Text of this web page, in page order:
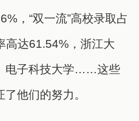
，“双一流”高校录取占
高达61.54%，浙江大
电子科技大学……这些
他们的努力。